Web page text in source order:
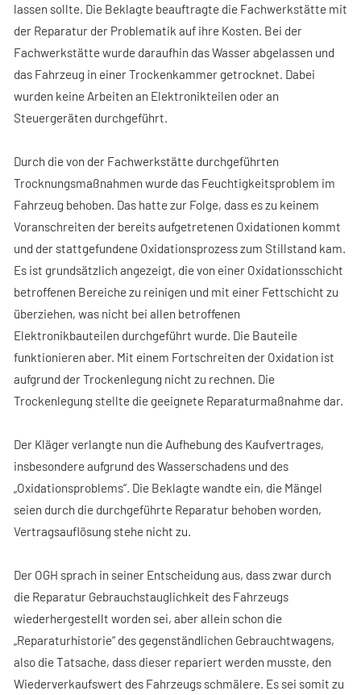
lassen sollte. Die Beklagte beauftragte die Fachwerkstätte mit
der Reparatur der Problematik auf ihre Kosten. Bei der
Fachwerkstätte wurde daraufhin das Wasser abgelassen und
das Fahrzeug in einer Trockenkammer getrocknet. Dabei
wurden keine Arbeiten an Elektronikteilen oder an
Steuergeräten durchgeführt.
Durch die von der Fachwerkstätte durchgeführten
Trocknungsmaßnahmen wurde das Feuchtigkeitsproblem im
Fahrzeug behoben. Das hatte zur Folge, dass es zu keinem
Voranschreiten der bereits aufgetretenen Oxidationen kommt
und der stattgefundene Oxidationsprozess zum Stillstand kam.
Es ist grundsätzlich angezeigt, die von einer Oxidationsschicht
betroffenen Bereiche zu reinigen und mit einer Fettschicht zu
überziehen, was nicht bei allen betroffenen
Elektronikbauteilen durchgeführt wurde. Die Bauteile
funktionieren aber. Mit einem Fortschreiten der Oxidation ist
aufgrund der Trockenlegung nicht zu rechnen. Die
Trockenlegung stellte die geeignete Reparaturmaßnahme dar.
Der Kläger verlangte nun die Aufhebung des Kaufvertrages,
insbesondere aufgrund des Wasserschadens und des
„Oxidationsproblems“. Die Beklagte wandte ein, die Mängel
seien durch die durchgeführte Reparatur behoben worden,
Vertragsauflösung stehe nicht zu.
Der OGH sprach in seiner Entscheidung aus, dass zwar durch
die Reparatur Gebrauchstauglichkeit des Fahrzeugs
wiederhergestellt worden sei, aber allein schon die
„Reparaturhistorie“ des gegenständlichen Gebrauchtwagens,
also die Tatsache, dass dieser repariert werden musste, den
Wiederverkaufswert des Fahrzeugs schmälere. Es sei somit zu